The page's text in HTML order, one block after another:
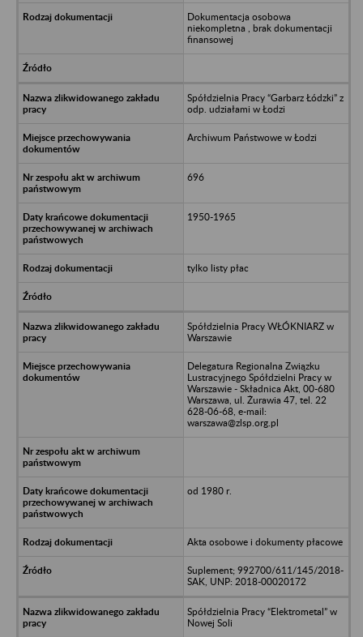
Dokumentacja osobowa
niekompletna , brak dokumentacji
finansowej
Spółdzielnia Pracy “Garbarz Łódzki” z
odp. udziałami w Łodzi
Archiwum Państwowe w Łodzi
696
1950-1965
tylko listy płac
Spółdzielnia Pracy WŁÓKNIARZ w
Warszawie
Delegatura Regionalna Związku
Lustracyjnego Spółdzielni Pracy w
Warszawie - Składnica Akt, 00-680
Warszawa, ul. Żurawia 47, tel. 22
628-06-68, e-mail:
warszawa@zlsp.org.pl
od 1980 r.
Akta osobowe i dokumenty płacowe
Suplement; 992700/611/145/2018-
SAK, UNP: 2018-00020172
Spółdzielnia Pracy “Elektrometal” w
Nowej Soli